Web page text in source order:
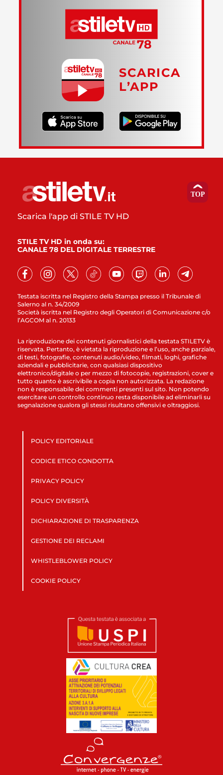
SCARICA
L’APP
Testata iscritta nel Registro della Stampa presso il Tribunale di
Salerno al n. 34/2009
Società iscritta nel Registro degli Operatori di Comunicazione c/o
l’AGCOM al n. 20133
Scarica l'app di STILE TV HD
STILE TV HD in onda su:
CANALE 78 DEL DIGITALE TERRESTRE
La riproduzione dei contenuti giornalistici della testata STILETV è
riservata. Pertanto, è vietata la riproduzione e l’uso, anche parziale,
di testi, fotografie, contenuti audio/video, filmati, loghi, grafiche
aziendali e pubblicitarie, con qualsiasi dispositivo
elettronico/digitale o per mezzo di fotocopie, registrazioni, cover e
tutto quanto è ascrivibile a copia non autorizzata. La redazione
non è responsabile dei commenti presenti sul sito. Non potendo
esercitare un controllo continuo resta disponibile ad eliminarli su
segnalazione qualora gli stessi risultano offensivi e oltraggiosi.
POLICY EDITORIALE
CODICE ETICO CONDOTTA
PRIVACY POLICY
POLICY DIVERSITÀ
DICHIARAZIONE DI TRASPARENZA
GESTIONE DEI RECLAMI
WHISTLEBLOWER POLICY
COOKIE POLICY